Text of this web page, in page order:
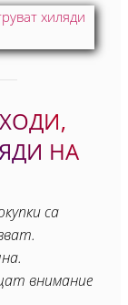
НА
са
внимание